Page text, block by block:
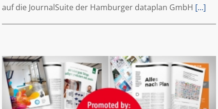
auf die JournalSuite der Hamburger dataplan GmbH [...]